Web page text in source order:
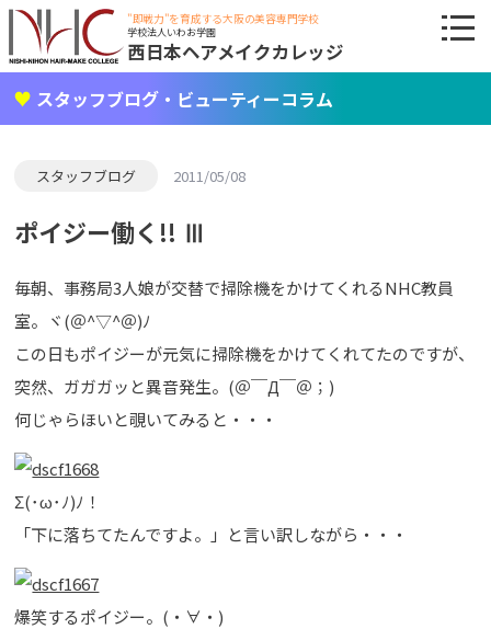
"即戦力"を育成する大阪の美容専門学校
学校法人いわお学園
西日本ヘアメイクカレッジ
スタッフブログ・ビューティーコラム
スタッフブログ 2011/05/08
ポイジー働く!! Ⅲ
毎朝、事務局3人娘が交替で掃除機をかけてくれるNHC教員
室。ヾ(＠^▽^＠)ﾉ
この日もポイジーが元気に掃除機をかけてくれてたのですが、
突然、ガガガッと異音発生。(＠￣Д￣＠；)
何じゃらほいと覗いてみると・・・
Σ(･ω･ﾉ)ﾉ！
「下に落ちてたんですよ。」と言い訳しながら・・・
爆笑するポイジー。(・∀・)